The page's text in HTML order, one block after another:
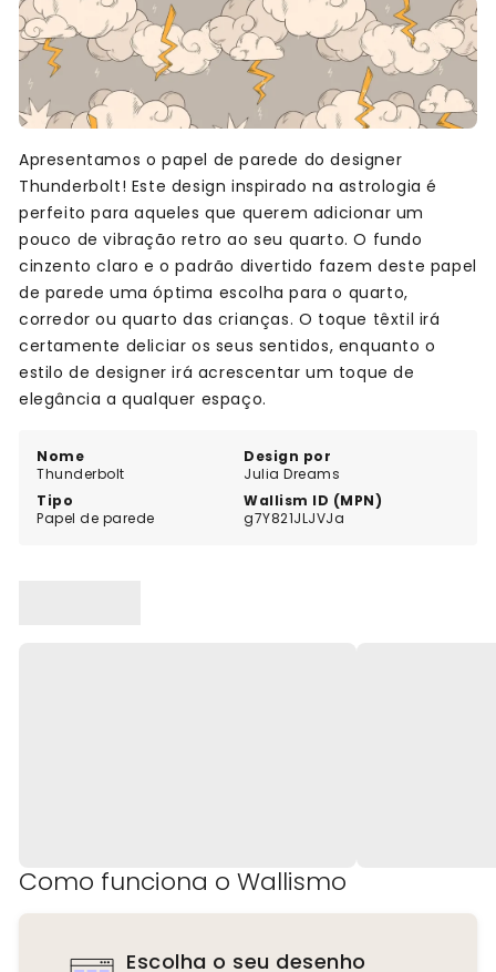
Nome
Thunderbolt
Design por
Julia Dreams
Tipo
Papel de parede
Wallism ID (MPN)
g7Y821JLJVJa
Apresentamos o papel de parede do designer
Thunderbolt! Este design inspirado na astrologia é
perfeito para aqueles que querem adicionar um
pouco de vibração retro ao seu quarto. O fundo
cinzento claro e o padrão divertido fazem deste papel
de parede uma óptima escolha para o quarto,
corredor ou quarto das crianças. O toque têxtil irá
certamente deliciar os seus sentidos, enquanto o
estilo de designer irá acrescentar um toque de
elegância a qualquer espaço.
Como funciona o Wallismo
Escolha o seu desenho